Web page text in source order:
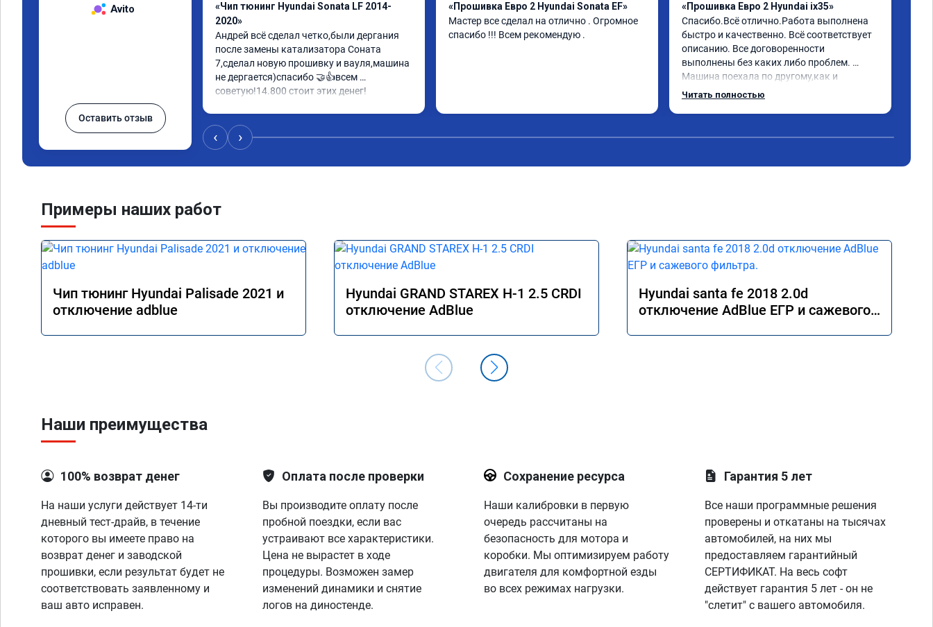
Avito
Оставить отзыв
«Чип тюнинг Hyundai Sonata LF 2014-
2020»
Андрей всё сделал четко,были дергания
после замены катализатора Соната
7,сделал новую прошивку и вауля,машина
не дергается)спасибо 🤝👍всем
советую!14.800 стоит этих денег!
«Прошивка Евро 2 Hyundai Sonata EF»
Мастер все сделал на отлично . Огромное
спасибо !!! Всем рекомендую .
«Прошивка Евро 2 Hyundai ix35»
Спасибо.Всё отлично.Работа выполнена
быстро и качественно. Всё соответствует
описанию. Все договоренности
выполнены без каких либо проблем.
Машина поехала по другому,как и
обещали. Всё понравилось. Рекомендую
Читать полностью
‹ ›
Примеры наших работ
Чип тюнинг Hyundai Palisade 2021 и
отключение adblue
Hyundai GRAND STAREX H-1 2.5 CRDI
отключение AdBlue
Hyundai santa fe 2018 2.0d
отключение AdBlue ЕГР и сажевого
Наши преимущества
100% возврат денег
На наши услуги действует 14-ти
дневный тест-драйв, в течение
которого вы имеете право на
возврат денег и заводской
прошивки, если результат будет не
соответствовать заявленному и
ваш авто исправен.
Оплата после проверки
Вы производите оплату после
пробной поездки, если вас
устраивают все характеристики.
Цена не вырастет в ходе
процедуры. Возможен замер
изменений динамики и снятие
логов на диностенде.
Сохранение ресурса
Наши калибровки в первую
очередь рассчитаны на
безопасность для мотора и
коробки. Мы оптимизируем работу
двигателя для комфортной езды
во всех режимах нагрузки.
Гарантия 5 лет
Все наши программные решения
проверены и откатаны на тысячах
автомобилей, на них мы
предоставляем гарантийный
СЕРТИФИКАТ. На весь софт
действует гарантия 5 лет - он не
"слетит" с вашего автомобиля.